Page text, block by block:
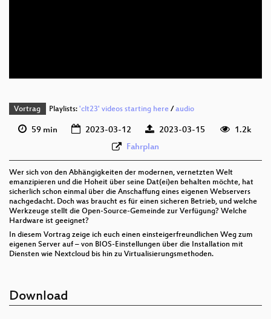
Vortrag Playlists: 'clt23' videos starting here/ audio
59 min 2023-03-12 2023-03-15
1.2k
Fahrplan
Wer sich von den Abhängigkeiten der modernen, vernetzten Welt
emanzipieren und die Hoheit über seine Dat(ei)en behalten möchte, hat
sicherlich schon einmal über die Anschaffung eines eigenen Webservers
nachgedacht. Doch was braucht es für einen sicheren Betrieb, und welche
Werkzeuge stellt die Open-Source-Gemeinde zur Verfügung? Welche
Hardware ist geeignet?
In diesem Vortrag zeige ich euch einen einsteigerfreundlichen Weg zum
eigenen Server auf – von BIOS-Einstellungen über die Installation mit
Diensten wie Nextcloud bis hin zu Virtualisierungsmethoden.
Download